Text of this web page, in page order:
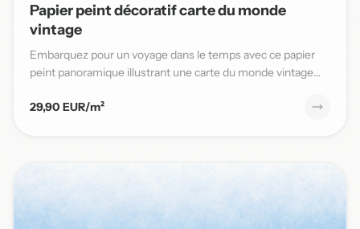
Papier peint décoratif carte du monde
vintage
Embarquez pour un voyage dans le temps avec ce papier
peint panoramique illustrant une carte du monde vintage
29,90 EUR/m²